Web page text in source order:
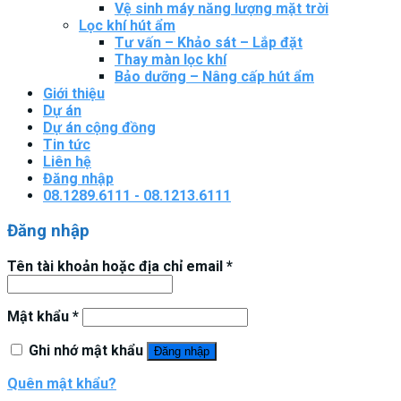
Vệ sinh máy năng lượng mặt trời
Lọc khí hút ẩm
Tư vấn – Khảo sát – Lắp đặt
Thay màn lọc khí
Bảo dưỡng – Nâng cấp hút ẩm
Giới thiệu
Dự án
Dự án cộng đồng
Tin tức
Liên hệ
Đăng nhập
08.1289.6111 - 08.1213.6111
Đăng nhập
Tên tài khoản hoặc địa chỉ email *
Mật khẩu *
Ghi nhớ mật khẩu
Đăng nhập
Quên mật khẩu?